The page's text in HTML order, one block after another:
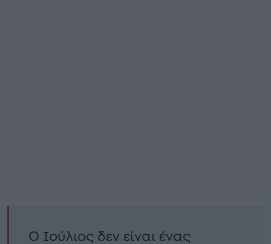
Ο Ιούλιος δεν είναι ένας